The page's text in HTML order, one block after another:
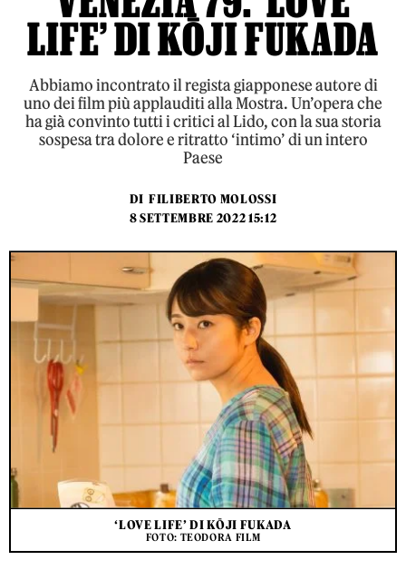
LIFE’ DI KŌJI FUKADA
Abbiamo incontrato il regista giapponese autore di
uno dei film più applauditi alla Mostra. Un’opera che
ha già convinto tutti i critici al Lido, con la sua storia
sospesa tra dolore e ritratto ‘intimo’ di un intero
Paese
DI FILIBERTO MOLOSSI
8 SETTEMBRE 2022 15:12
‘LOVE LIFE’ DI KŌJI FUKADA
FOTO: TEODORA FILM